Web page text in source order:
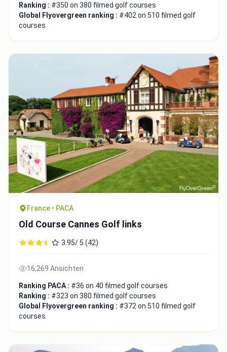
Ranking : #350 on 380 filmed golf courses
Global Flyovergreen ranking : #402 on 510 filmed golf
courses
France • PACA
Old Course Cannes Golf links
3.95/ 5 (42)
16,269 Ansichten
Ranking PACA : #36 on 40 filmed golf courses
Ranking : #323 on 380 filmed golf courses
Global Flyovergreen ranking : #372 on 510 filmed golf
courses